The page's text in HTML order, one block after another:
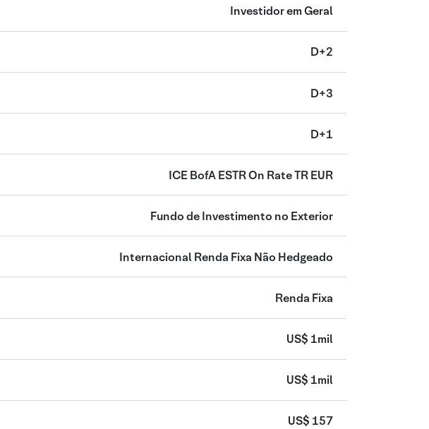
Investidor em Geral
D+2
D+3
D+1
ICE BofA ESTR On Rate TR EUR
Fundo de Investimento no Exterior
Internacional Renda Fixa Não Hedgeado
Renda Fixa
US$ 1mil
US$ 1mil
US$ 157